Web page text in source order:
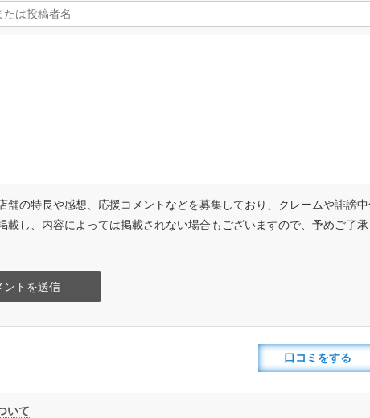
舗の特長や感想、応援コメントなどを募集しており、クレームや誹謗
載し、内容によっては掲載されない場合もございますので、予めご了
口コミをする
いて